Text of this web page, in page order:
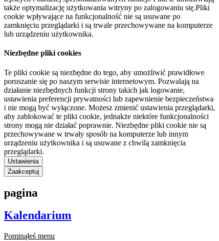
także optymalizację użytkowania witryny po zalogowaniu się.Pliki
cookie wpływające na funkcjonalność nie są usuwane po
zamknięciu przeglądarki i są trwale przechowywane na komputerze
lub urządzeniu użytkownika.
Niezbędne pliki cookies
Te pliki cookie są niezbędne do tego, aby umożliwić prawidłowe
poruszanie się po naszym serwisie internetowym. Pozwalają na
działanie niezbędnych funkcji strony takich jak logowanie,
ustawienia preferencji prywatności lub zapewnienie bezpieczeństwa
i nie mogą być wyłączone. Możesz zmienić ustawienia przeglądarki,
aby zablokować te pliki cookie, jednakże niektóre funkcjonalności
strony mogą nie działać poprawnie. Niezbędne pliki cookie nie są
przechowywane w trwały sposób na komputerze lub innym
urządzeniu użytkownika i są usuwane z chwilą zamknięcia
przeglądarki.
Ustawienia
Zaakceptuj
pagina
Kalendarium
Pominąłeś menu